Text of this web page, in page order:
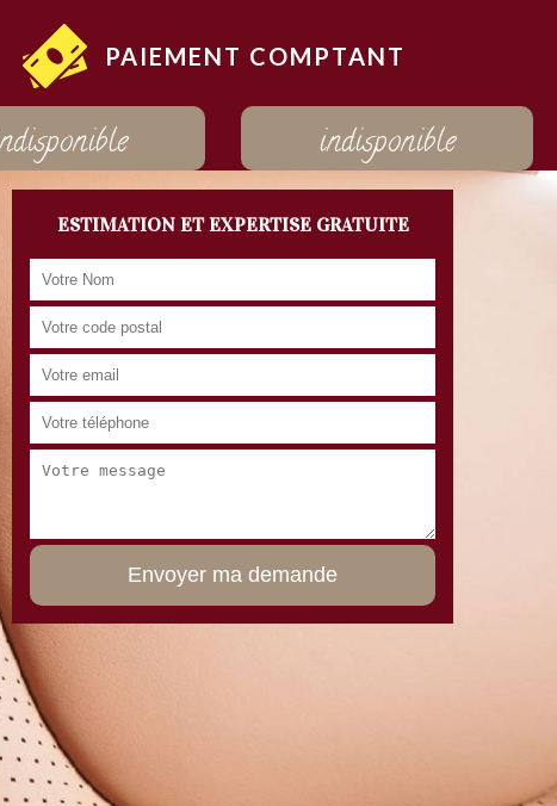
PAIEMENT COMPTANT
indisponible
ESTIMATION ET EXPERTISE GRATUITE